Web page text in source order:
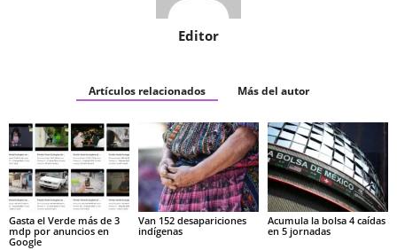
Editor
Artículos relacionados Más del autor
Gasta el Verde más de 3
mdp por anuncios en
Google
Van 152 desapariciones
indígenas
Acumula la bolsa 4 caídas
en 5 jornadas